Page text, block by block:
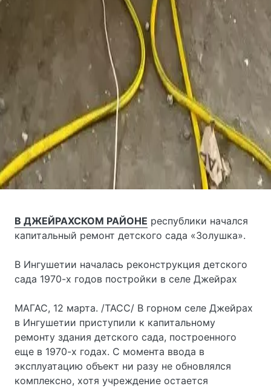
В ДЖЕЙРАХСКОМ РАЙОНЕ республики начался
капитальный ремонт детского сада «Золушка».
В Ингушетии началась реконструкция детского
сада 1970-х годов постройки в селе Джейрах
МАГАС, 12 марта. /ТАСС/ В горном селе Джейрах
в Ингушетии приступили к капитальному
ремонту здания детского сада, построенного
еще в 1970-х годах. С момента ввода в
эксплуатацию объект ни разу не обновлялся
комплексно, хотя учреждение остается